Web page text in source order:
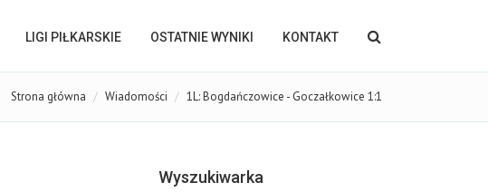
LIGI PIŁKARSKIE OSTATNIE WYNIKI KONTAKT
Strona główna Wiadomości 1L: Bogdańczowice - Goczałkowice 1:1
Wyszukiwarka